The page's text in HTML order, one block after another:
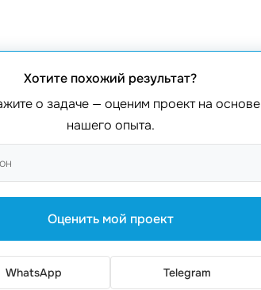
и
похвастаться
данной
В каждом
оттенок
и
прекрасно
Хотите похожий результат?
о задаче — оценим проект на основе
нашего опыта.
Оценить мой проект
WhatsApp Telegram